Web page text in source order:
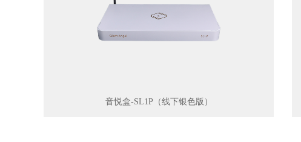
音悦盒-SL1P（线下银色版）